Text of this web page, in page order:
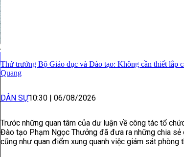
Thứ trưởng Bộ Giáo dục và Đào tạo: Không cần thiết lắp
Quang
DÂN SỰ10:30 | 06/08/2026
Trước những quan tâm của dư luận về công tác tổ
Đào tạo Phạm Ngọc Thưởng đã đưa ra những chia
cũng như quan điểm xung quanh việc giám sát phòng